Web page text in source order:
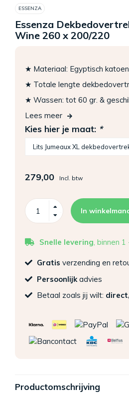
ESSENZA
Essenza
Wine 260 x 200/220
★ Materiaal: Egyptisch
★ Totale lengte
★ Wassen: tot 60 gr. &
Lees meer
Kies hier je maat: *
279,00 Incl. btw
In
Snelle levering, binnen
Gratis verzending en
Persoonlijk advies
Betaal zoals jij wilt:
Productomschrijving